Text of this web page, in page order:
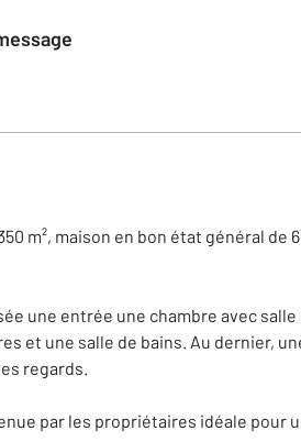
m², maison en bon état général
une entrée une chambre avec
et une salle de bains. Au dernier,
regards.
par les propriétaires idéale pour